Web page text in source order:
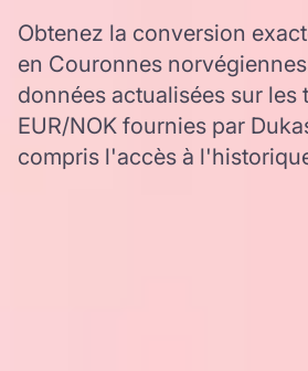
Obtenez la conversion
en Couronnes
données actualisées sur les
EUR/NOK fournies par
compris l'accès à